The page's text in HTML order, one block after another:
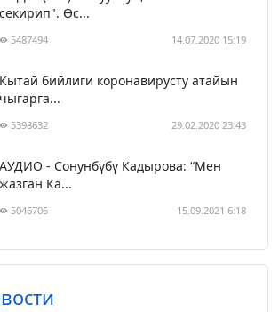
секирип". Өс...
5487494 14.07.2020 15:19
Кытай бийлиги коронавирусту атайын
чыгарга...
5398632 29.02.2020 23:43
АУДИО - Сонунбүбү Кадырова: “Мен
жазган Ка...
5046706 15.09.2021 6:18